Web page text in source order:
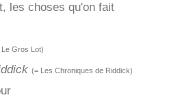
les choses qu'on fait
Le Gros Lot)
(= Les Chroniques de Riddick)